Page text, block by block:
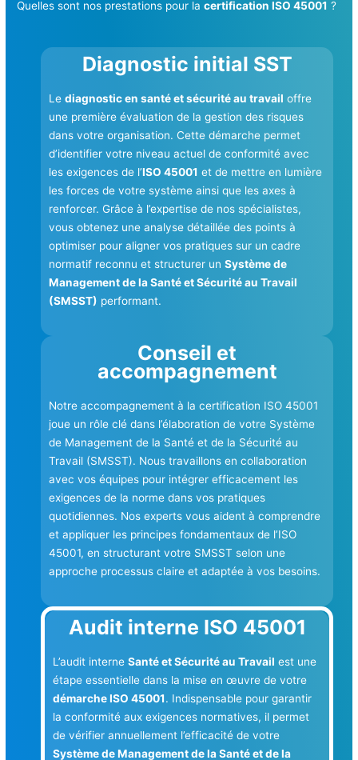
Quelles sont nos prestations pour lacertification ISO 45001 ?
Diagnostic initial SST
Lediagnostic en santé et sécurité au travail offre
une première évaluation de la gestion des risques
dans votre organisation. Cette démarche permet
d’identifier votre niveau actuel de conformité avec
les exigences de l’ISO 45001 et de mettre en lumière
les forces de votre système ainsi que les axes à
renforcer. Grâce à l’expertise de nos spécialistes,
vous obtenez une analyse détaillée des points à
optimiser pour aligner vos pratiques sur un cadre
normatif reconnu et structurer unSystème de
Management de la Santé et Sécurité au Travail
(SMSST) performant.
Conseil et
accompagnement
Notre accompagnement à la certification ISO 45001
joue un rôle clé dans l’élaboration de votre Système
de Management de la Santé et de la Sécurité au
Travail (SMSST). Nous travaillons en collaboration
avec vos équipes pour intégrer efficacement les
exigences de la norme dans vos pratiques
quotidiennes. Nos experts vous aident à comprendre
et appliquer les principes fondamentaux de l’ISO
45001, en structurant votre SMSST selon une
approche processus claire et adaptée à vos besoins.
Audit interne ISO 45001
L’audit interneSanté et Sécurité au Travail est une
étape essentielle dans la mise en œuvre de votre
démarche ISO 45001. Indispensable pour garantir
la conformité aux exigences normatives, il permet
de vérifier annuellement l’efficacité de votre
Système de Management de la Santé et de la